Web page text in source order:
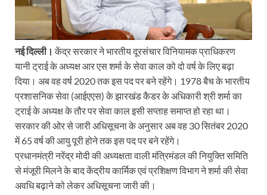
नई दिल्ली। केंद्र सरकार ने भारतीय दूरसंचार विनियामक प्राधिकरण
यानी ट्राई के अध्यक्ष आर एस शर्मा के सेवा काल को दो वर्ष के लिए बढ़ा
दिया। अब वह वर्ष 2020 तक इस पद पर बने रहेंगे। 1978 बैच के भारतीय
प्रशासनिक सेवा (आईएएस) के झारखंड कैडर के अधिकारी श्री शर्मा का
ट्राई के अध्यक्ष के तौर पर सेवा काल इसी सप्ताह समाप्त हो रहा था।
सरकार की ओर से जारी अधिसूचना के अनुसार अब वह 30 सितंबर 2020
में 65 वर्ष की आयु पूरी होने तक इस पद पर बने रहेंगे।
प्रधानमंत्री नरेंद्र मोदी की अध्यक्षता वाली मंत्रिमंडल की नियुक्ति समिति
से मंजूरी मिलने के बाद केंद्रीय कार्मिक एवं प्रशिक्षण विभाग ने शर्मा की सेवा
अवधि बढ़ाने को लेकर अधिसूचना जारी की।